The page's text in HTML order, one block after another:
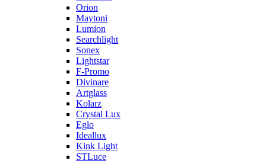
Orion
Maytoni
Lumion
Searchlight
Sonex
Lightstar
F-Promo
Divinare
Artglass
Kolarz
Crystal Lux
Eglo
Ideallux
Kink Light
STLuce